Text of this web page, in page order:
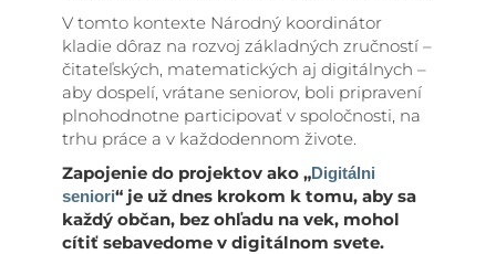
V tomto kontexte Národný koordinátor
kladie dôraz na rozvoj základných zručností –
čitateľských, matematických aj digitálnych –
aby dospelí, vrátane seniorov, boli pripravení
plnohodnotne participovať v spoločnosti, na
trhu práce a v každodennom živote.
Zapojenie do projektov ako „Digitálni
seniori“ je už dnes krokom k tomu, aby sa
každý občan, bez ohľadu na vek, mohol
cítiť sebavedome v digitálnom svete.